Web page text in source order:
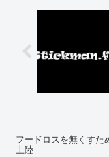
フードロスを無くすた
上陸